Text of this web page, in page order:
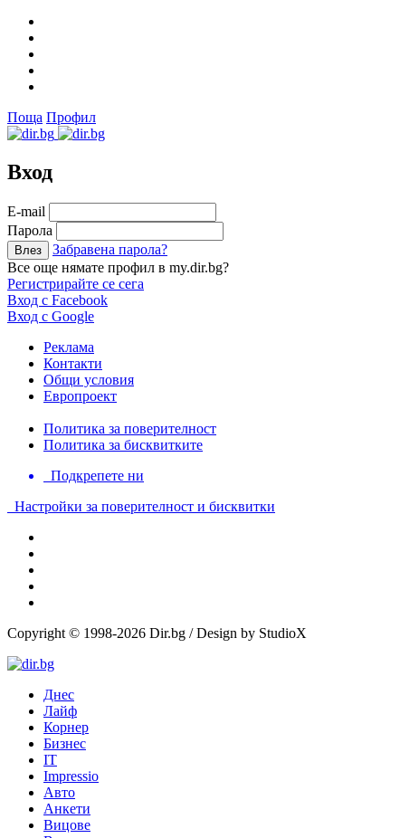
Поща Профил
Вход
Е-mail
Парола
Забравена парола?
Все още нямате профил в my.dir.bg?
Регистрирайте се сега
Вход с Facebook
Вход с Google
Реклама
Контакти
Общи условия
Европроект
Политика за поверителност
Политика за бисквитките
Подкрепете ни
Настройки за поверителност и бисквитки
Copyright © 1998-2026 Dir.bg / Design by StudioX
Днес
Лайф
Корнер
Бизнес
IT
Impressio
Авто
Анкети
Вицове